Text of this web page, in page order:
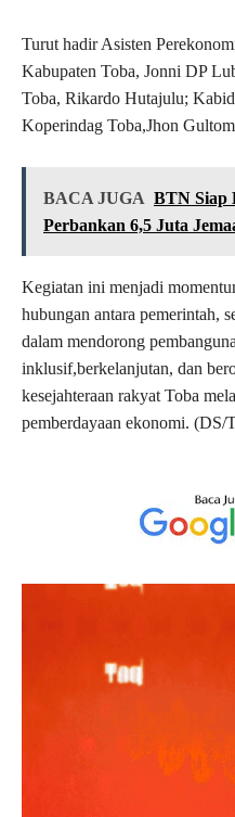
Turut hadir Asisten
Kabupaten Toba, Jonni DP
Toba, Rikardo Hutajulu;
Koperindag Toba,Jhon
BACA JUGA BTN Siap
Perbankan 6,5 Juta
Kegiatan ini menjadi
hubungan antara pemerintah,
dalam mendorong
inklusif,berkelanjutan, dan
kesejahteraan rakyat Toba
pemberdayaan ekonomi. (DS/